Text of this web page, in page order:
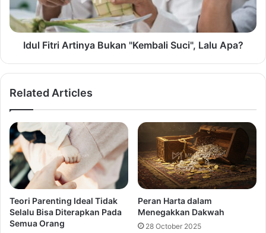
Idul Fitri Artinya Bukan "Kembali Suci", Lalu Apa?
Related Articles
Teori Parenting Ideal Tidak
Selalu Bisa Diterapkan Pada
Semua Orang
Peran Harta dalam
Menegakkan Dakwah
28 October 2025